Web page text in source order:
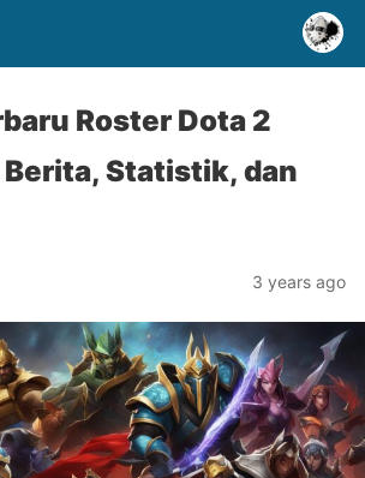
Roster Dota 2
Statistik, dan
3 years ago